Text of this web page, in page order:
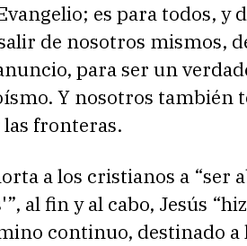
es para todos, y
de nosotros mismos,
para ser un
Y nosotros también
fronteras.
a los cristianos a “ser
al fin y al cabo, Jesús
continuo, destinado a